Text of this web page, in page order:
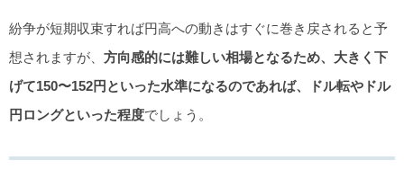
紛争が短期収束すれば円高への動きはすぐに巻き戻されると予
想されますが、 方向感的には難しい相場となるため、大きく下
げて150〜152円といった水準になるのであれば、ドル転やドル
円ロングといった程度でしょう。